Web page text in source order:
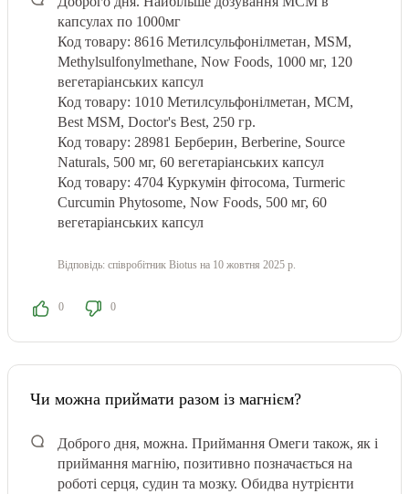
капсулах по 1000мг
Код товару: 8616 Метилсульфонілметан, MSM,
Methylsulfonylmethane, Now Foods, 1000 мг, 120
вегетаріанських капсул
Код товару: 1010 Метилсульфонілметан, МСМ,
Best MSM, Doctor's Best, 250 гр.
Код товару: 28981 Берберин, Berberine, Source
Naturals, 500 мг, 60 вегетаріанських капсул
Код товару: 4704 Куркумін фітосома, Turmeric
Curcumin Phytosome, Now Foods, 500 мг, 60
вегетаріанських капсул
Відповідь: співробітник Biotus на 10 жовтня 2025 р.
0 0
Чи можна приймати разом із магнієм?
Доброго дня, можна. Приймання Омеги також, як і
приймання магнію, позитивно позначається на
роботі серця, судин та мозку. Обидва нутрієнти